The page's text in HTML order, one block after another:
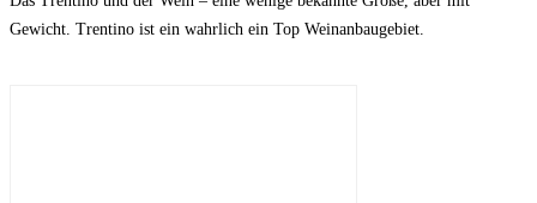
Gewicht. Trentino ist ein wahrlich ein Top Weinanbaugebiet.